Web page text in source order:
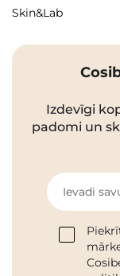
Skin&Lab
Izdevīgi
padomi un
Ievadi